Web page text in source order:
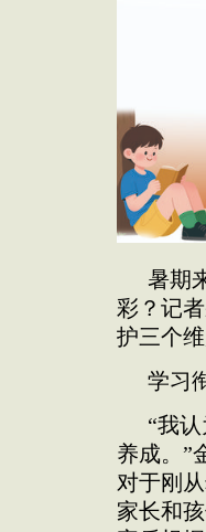
暑期
彩？记
护三个
学习
“我
养成。”
对于刚
家长和